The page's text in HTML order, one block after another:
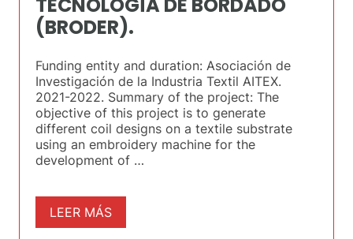
(BRODER).
Funding entity and duration: Asociación de
Investigación de la Industria Textil AITEX.
2021-2022. Summary of the project: The
objective of this project is to generate
different coil designs on a textile substrate
using an embroidery machine for the
development of …
LEER MÁS